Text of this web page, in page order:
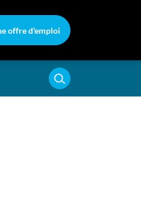
offre d'emploi